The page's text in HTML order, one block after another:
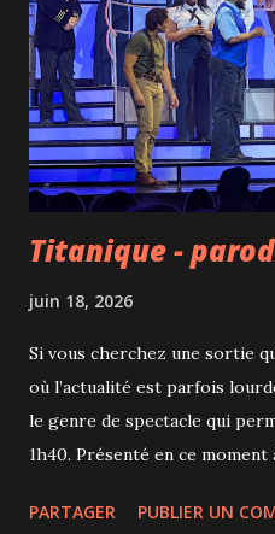
volets, Histoire de jouets 5
lecture. Les enfants riront
comiques, tandis que les
plus profonds abordés avec
L’équilibre entre humour,
particulièrement réussi. Les...
Titanique -
juin 18, 2026
Si vous cherchez une sortie
où l’actualité est parfois
le genre de spectacle qui
1h40. Présenté en ce moment
conquis le public québécois
PARTAGER PUBLIER UN